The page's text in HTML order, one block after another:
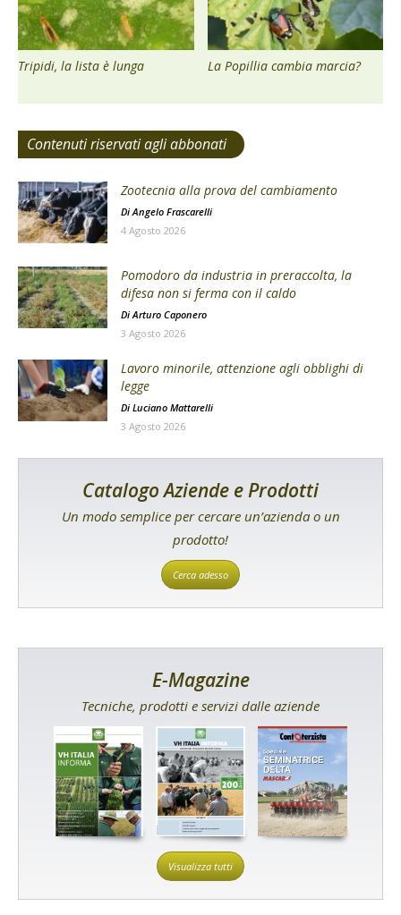
Tripidi, la lista è lunga La Popillia cambia marcia?
Contenuti riservati agli abbonati
Zootecnia alla prova del cambiamento
DiAngelo Frascarelli
4 Agosto 2026
Pomodoro da industria in preraccolta, la
difesa non si ferma con il caldo
Di Arturo Caponero
3 Agosto 2026
Lavoro minorile, attenzione agli obblighi di
legge
Di Luciano Mattarelli
3 Agosto 2026
Catalogo Aziende e Prodotti
Un modo semplice per cercare un’azienda o un
prodotto!
Cerca adesso
E-Magazine
Tecniche, prodotti e servizi dalle aziende
Visualizza tutti